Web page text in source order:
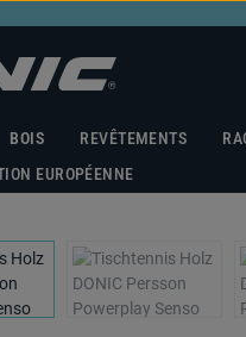
principale
BOIS REVÊTEMENTS
EUROPÉENNE
d'images